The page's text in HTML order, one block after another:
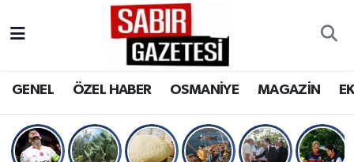
GENEL ÖZEL HABER OSMANİYE MAGAZİN
OSMANİYE
Osmaniye Nöbetçi Eczaneler
Osmaniye Trafik Yoğunluk Haritası